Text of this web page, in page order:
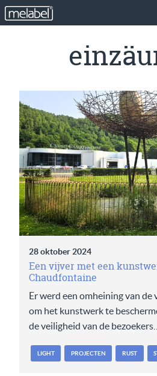
28 oktober 2024
Een vijver met een
Chaudfontaine
Er werd een omheining van de
om het kunstwerk te
de veiligheid van de bezoekers…
LIGHT PROJECTEN RUST